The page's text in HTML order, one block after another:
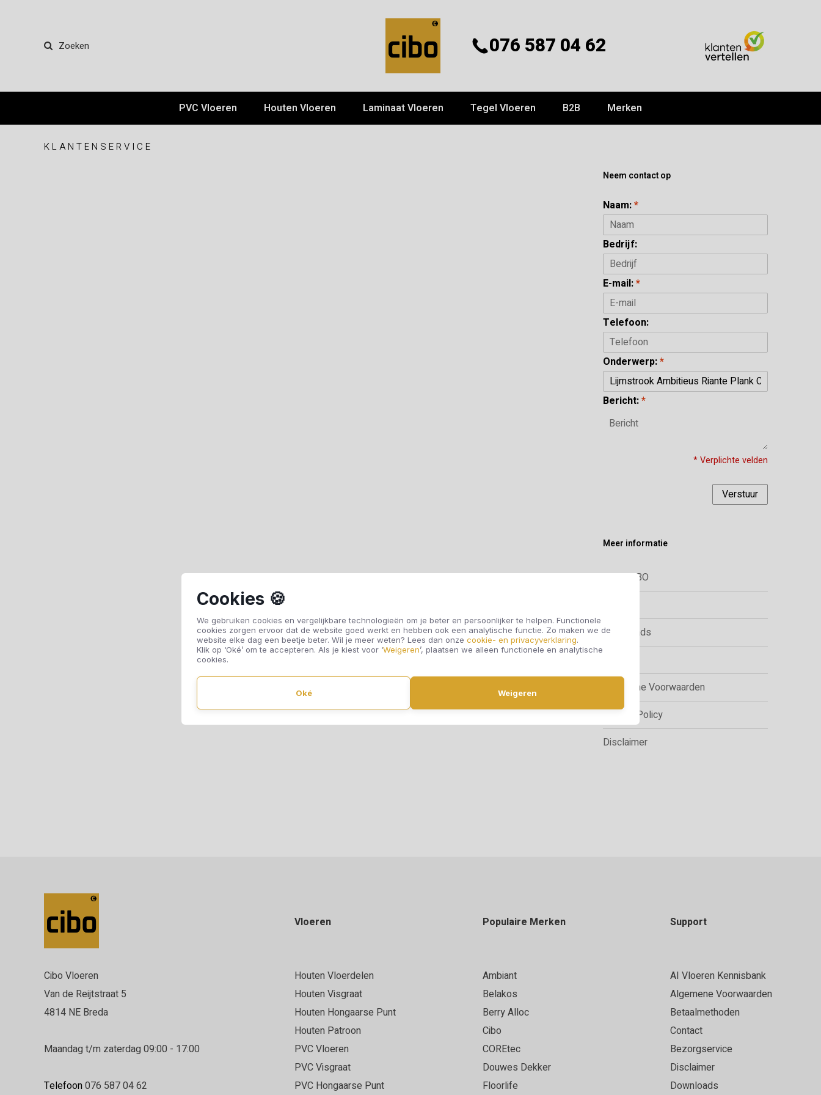
Cookies 🍪
We gebruiken cookies en vergelijkbare technologieën om je beter en persoonlijker te helpen. Functionele
cookies zorgen ervoor dat de website goed werkt en hebben ook een analytische functie. Zo maken we de
website elke dag een beetje beter. Wil je meer weten? Lees dan onze cookie- en privacyverklaring.
Klik op ‘Oké’ om te accepteren. Als je kiest voor ‘Weigeren’, plaatsen we alleen functionele en analytische
cookies.
Oké Weigeren
Zoeken 076 587 04 62
PVC Vloeren Houten Vloeren Laminaat Vloeren Tegel Vloeren B2B Merken
KLANTENSERVICE
Neem contact op
Naam:*
Bedrijf:
E-mail:*
Telefoon:
Onderwerp:*
Bericht:*
* Verplichte velden
Verstuur
Meer informatie
#YESCIBO
Downloads
Algemene Voorwaarden
Privacy Policy
Disclaimer
Cibo Vloeren
Van de Reijtstraat 5
4814 NE Breda
Maandag t/m zaterdag 09:00 - 17:00
Telefoon076 587 04 62
Vloeren
Houten Vloerdelen
Houten Visgraat
Houten Hongaarse Punt
Houten Patroon
PVC Vloeren
PVC Visgraat
PVC Hongaarse Punt
Populaire Merken
Ambiant
Belakos
Berry Alloc
Cibo
COREtec
Douwes Dekker
Floorlife
Support
AI Vloeren Kennisbank
Algemene Voorwaarden
Betaalmethoden
Contact
Bezorgservice
Disclaimer
Downloads